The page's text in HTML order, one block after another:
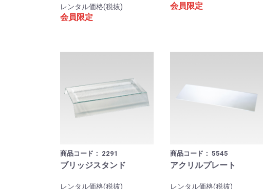
レンタル価格(税抜)
会員限定
会員限定
商品コード： 2291
ブリッジスタンド
レンタル価格(税抜)
商品コード： 5545
アクリルプレート
レンタル価格(税抜)